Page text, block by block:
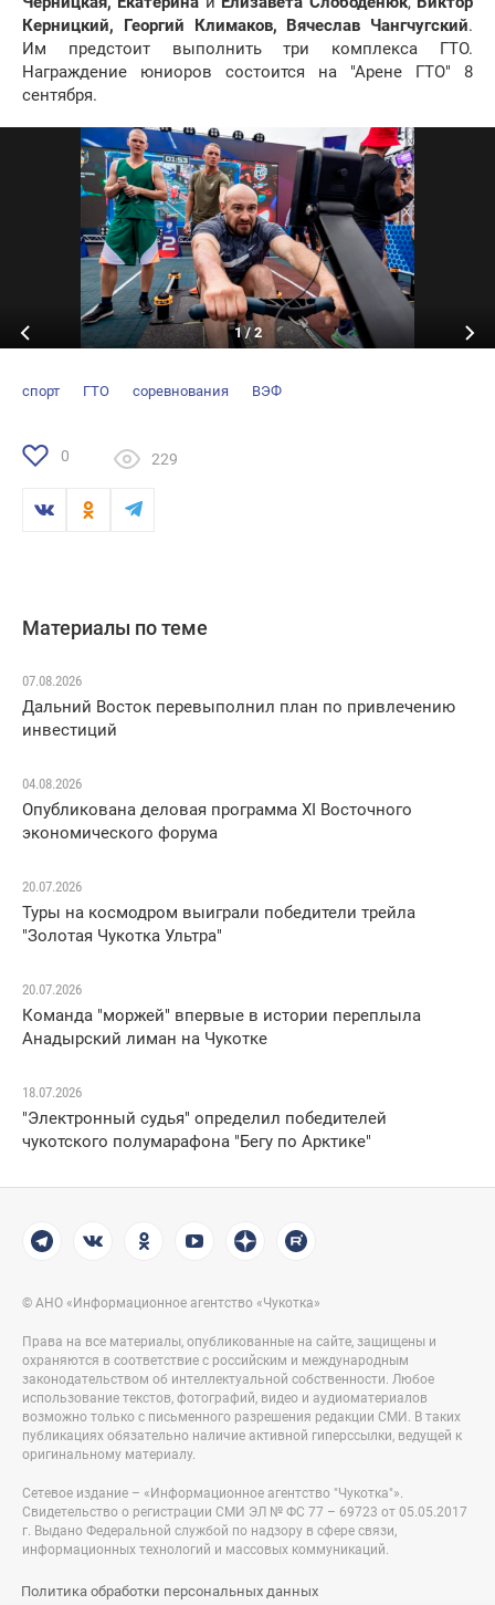
Керницкий, Георгий Климаков, Вячеслав Чангчугский.
Им предстоит выполнить три комплекса ГТО.
Награждение юниоров состоится на "Арене ГТО" 8
сентября.
1/2
спорт ГТО соревнования ВЭФ
0 229
Материалы по теме
07.08.2026
Дальний Восток перевыполнил план по привлечению
инвестиций
04.08.2026
Опубликована деловая программа XI Восточного
экономического форума
20.07.2026
Туры на космодром выиграли победители трейла
"Золотая Чукотка Ультра"
20.07.2026
Команда "моржей" впервые в истории переплыла
Анадырский лиман на Чукотке
18.07.2026
"Электронный судья" определил победителей
чукотского полумарафона "Бегу по Арктике"
© АНО «Информационное агентство «Чукотка»
Права на все материалы, опубликованные на сайте, защищены и
охраняются в соответствие с российским и международным
законодательством об интеллектуальной собственности. Любое
использование текстов, фотографий, видео и аудиоматериалов
возможно только с письменного разрешения редакции СМИ. В таких
публикациях обязательно наличие активной гиперссылки, ведущей к
оригинальному материалу.
Сетевое издание – «Информационное агентство "Чукотка"».
Свидетельство о регистрации СМИ ЭЛ № ФС 77 – 69723 от 05.05.2017
г. Выдано Федеральной службой по надзору в сфере связи,
информационных технологий и массовых коммуникаций.
Политика обработки персональных данных